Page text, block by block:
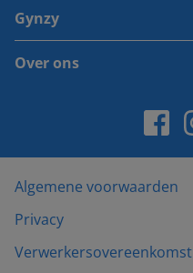
Gynzy
Over ons
Algemene voorwaarden
Privacy
Verwerkersovereenkomst